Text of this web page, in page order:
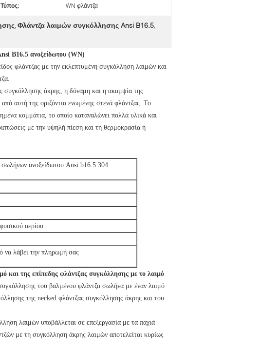
Τύπος: WN φλάντζα
, Φλάντζα λαιμών συγκόλλησης Ansi B16.5,
B16.5 ανοξείδωτου (WN)
φλάντζας με την εκλεπτυμένη συγκόλληση λαιμών και
άκρης, η δύναμη και η ακαμψία της
αυτή της οριζόντια ενωμένης στενά φλάντζας. Το
κομμάτια, το οποίο καταναλώνει πολλά υλικά και
με την υψηλή πίεση και τη θερμοκρασία ή
ανοξείδωτου Ansi b16.5 304
αερίου
να λάβει την πληρωμή σας
και της επίπεδης φλάντζας συγκόλλησης με το λαιμό
του βαλμένου φλάντζα σωλήνα με έναν λαιμό
της necked φλάντζας συγκόλλησης άκρης και του
λαιμών υποβάλλεται σε επεξεργασία με τα παχιά
με τη συγκόλληση άκρης λαιμών αποτελείται κυρίως